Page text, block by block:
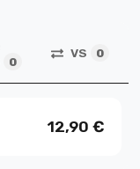
0
VS 0
12,90 €